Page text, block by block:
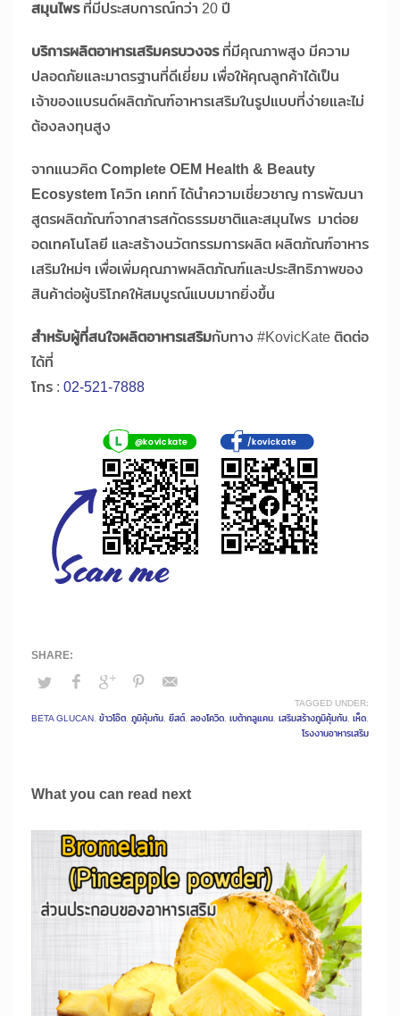
สมุนไพรที่มีประสบการณ์กว่า 20 ปี
บริการผลิตอาหารเสริมครบวงจรที่มีคุณภาพสูง มีความ
ปลอดภัยและมาตรฐานที่ดีเยี่ยม เพื่อให้คุณลูกค้าได้เป็น
เจ้าของแบรนด์ผลิตภัณฑ์อาหารเสริมในรูปแบบที่ง่ายและไม่
ต้องลงทุนสูง
จากแนวคิดComplete OEM Health & Beauty
Ecosystemโควิก เคทท์ ได้นำความเชี่ยวชาญ การพัฒนา
สูตรผลิตภัณฑ์จากสารสกัดธรรมชาติและสมุนไพร มาต่อย
อดเทคโนโลยี และสร้างนวัตกรรมการผลิต ผลิตภัณฑ์อาหาร
เสริมใหม่ๆ เพื่อเพิ่มคุณภาพผลิตภัณฑ์และประสิทธิภาพของ
สินค้าต่อผู้บริโภคให้สมบูรณ์แบบมากยิ่งขึ้น
สำหรับผู้ที่สนใจผลิตอาหารเสริมกับทาง #KovicKate ติดต่อ
ได้ที่
โทร : 02-521-7888
TAGGED UNDER:
BETA GLUCAN, ข้าวโอ๊ต, ภูมิคุ้มกัน, ยีสต์, ลองโควิด, เบต้ากลูแคน, เสริมสร้างภูมิคุ้มกัน, เห็ด,
โรงงานอาหารเสริม
What you can read next